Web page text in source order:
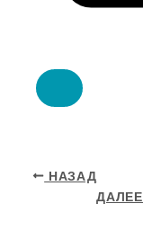
НАЗАД
ДАЛЕЕ